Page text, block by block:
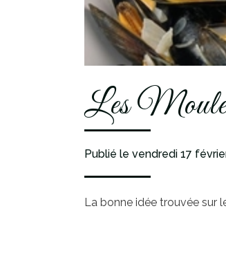
Les
Publié le vendredi 17
La bonne idée trouvée sur